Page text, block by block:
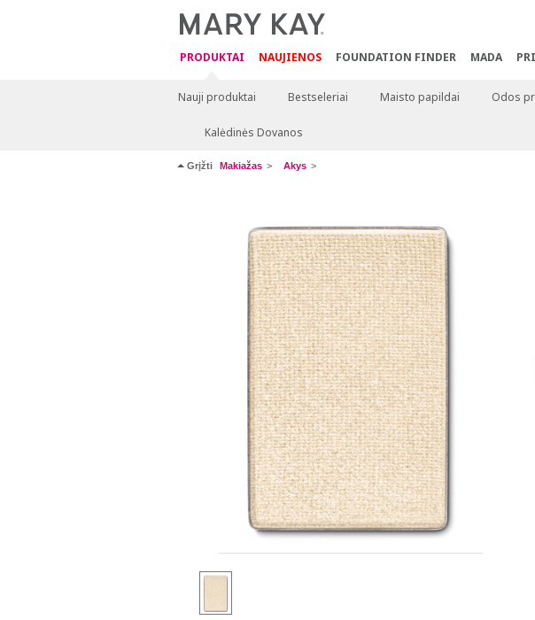
PRODUKTAI NAUJIENOS FOUNDATION FINDER MADA
Nauji produktai Bestseleriai Maisto papildai Odos
Kalėdinės Dovanos
Grįžti Makiažas Akys